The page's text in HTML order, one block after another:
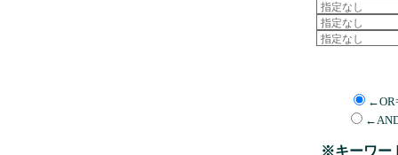
※キーワー